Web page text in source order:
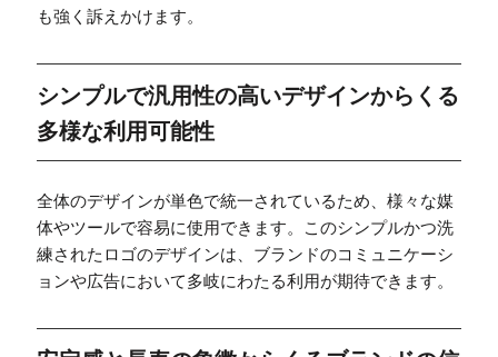
も強く訴えかけます。
シンプルで汎用性の高いデザインからくる
多様な利用可能性
全体のデザインが単色で統一されているため、様々な媒
体やツールで容易に使用できます。このシンプルかつ洗
練されたロゴのデザインは、ブランドのコミュニケーシ
ョンや広告において多岐にわたる利用が期待できます。